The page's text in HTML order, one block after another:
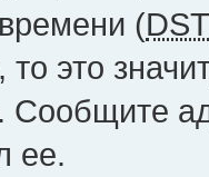
(DST
то это
Сообщите
ее.